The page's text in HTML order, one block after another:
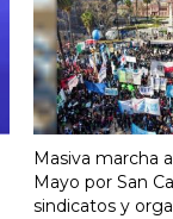
Masiva marcha
Mayo por San
sindicatos y